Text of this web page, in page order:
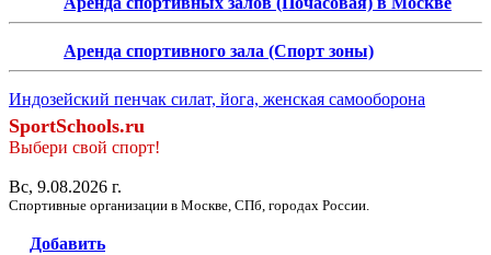
Аренда спортивного зала (Спорт зоны)
Индозейский пенчак силат, йога, женская самооборона
SportSchools.ru
Выбери свой спорт!
Вс, 9.08.2026 г.
Спортивные организации в Москве, СПб, городах России.
Добавить